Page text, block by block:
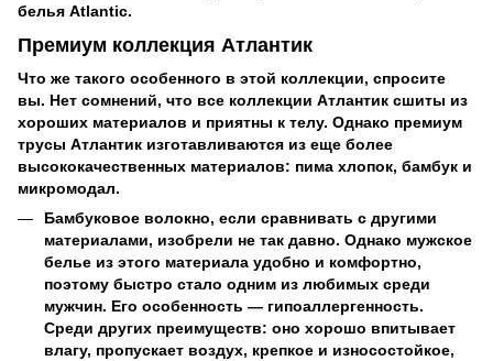
белья Atlantic.
Премиум коллекция Атлантик
Что же такого особенного в этой коллекции, спросите
вы. Нет сомнений, что все коллекции Атлантик сшиты из
хороших материалов и приятны к телу. Однако премиум
трусы Атлантик изготавливаются из еще более
высококачественных материалов: пима хлопок, бамбук и
микромодал.
Бамбуковое волокно, если сравнивать с другими
материалами, изобрели не так давно. Однако мужское
белье из этого материала удобно и комфортно,
поэтому быстро стало одним из любимых среди
мужчин. Его особенность — гипоаллергенность.
Среди других преимуществ: оно хорошо впитывает
влагу, пропускает воздух, крепкое и износостойкое,